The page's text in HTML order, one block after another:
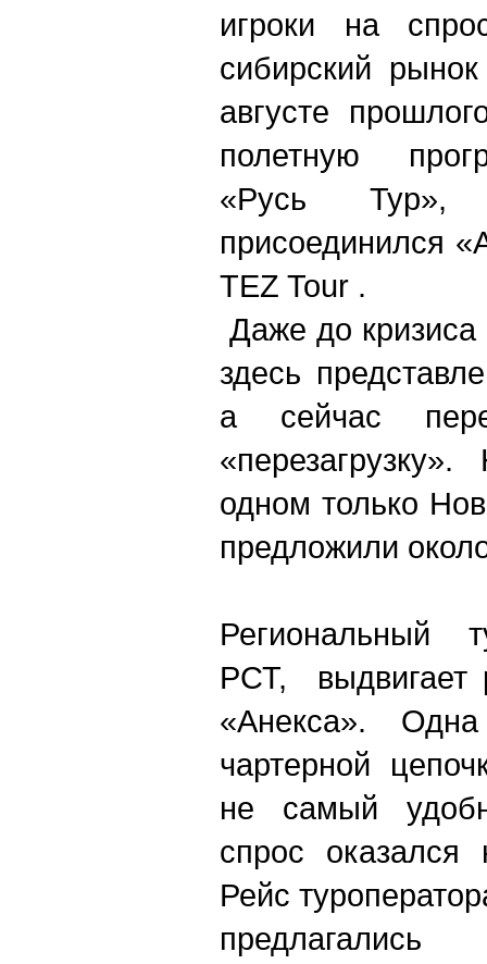
игроки на
сибирский
августе
полетную
«Русь
присоединился
TEZ Tour .
Даже до
здесь
а сейчас
одном только
предложили
Региональный
РСТ, выдвигает
«Анекса».
чартерной
не самый
спрос
Рейс